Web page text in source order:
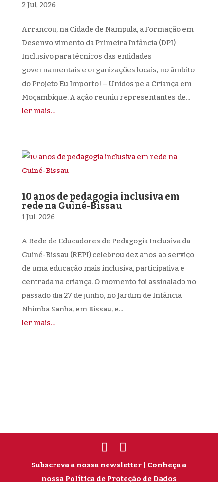
2 Jul, 2026
Arrancou, na Cidade de Nampula, a Formação em
Desenvolvimento da Primeira Infância (DPI)
Inclusivo para técnicos das entidades
governamentais e organizações locais, no âmbito
do Projeto Eu Importo! – Unidos pela Criança em
Moçambique. A ação reuniu representantes de...
ler mais...
10 anos de pedagogia inclusiva em
rede na Guiné-Bissau
1 Jul, 2026
A Rede de Educadores de Pedagogia Inclusiva da
Guiné-Bissau (REPI) celebrou dez anos ao serviço
de uma educação mais inclusiva, participativa e
centrada na criança. O momento foi assinalado no
passado dia 27 de junho, no Jardim de Infância
Nhimba Sanha, em Bissau, e...
ler mais...
Subscreva a nossa newsletter | Conheça a
nossa Política de Proteção de Dados